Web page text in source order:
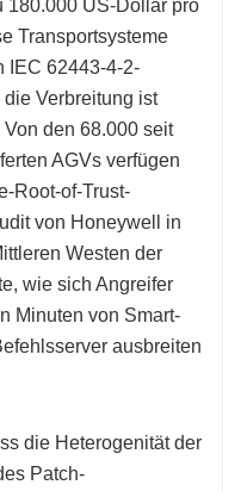
180.000 US-Dollar pro
Transportsysteme
IEC 62443-4-2-
Verbreitung ist
den 68.000 seit
AGVs verfügen
Root-of-Trust-
von Honeywell in
Westen der
wie sich Angreifer
Minuten von Smart-
ausbreiten
die Heterogenität der
Patch-